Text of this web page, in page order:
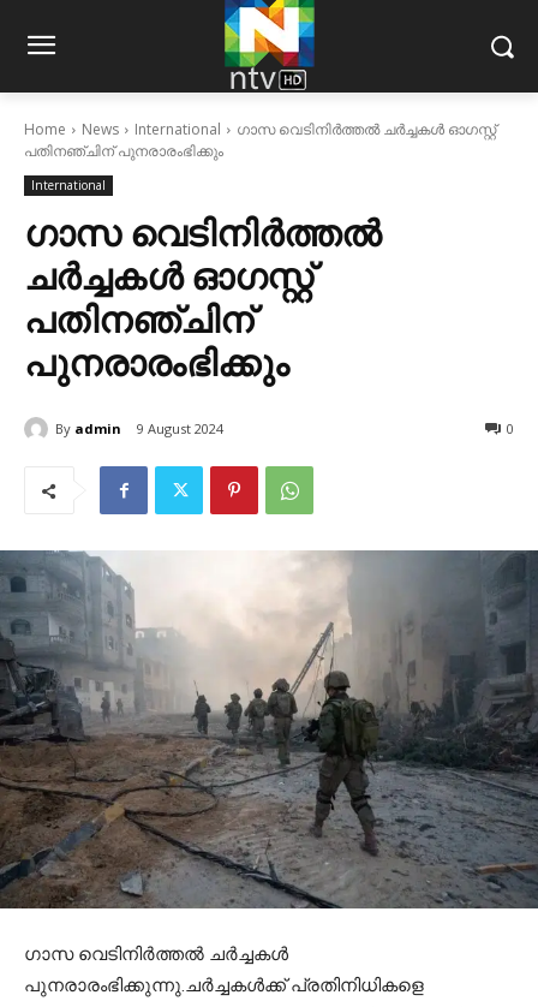
Home News International
ഗാസ വെടിനിര്‍ത്തല്‍ ചര്‍ച്ചകള്‍ ഓഗസ്റ്റ്
പതിനഞ്ചിന് പുനരാരംഭിക്കും
International
ഗാസ വെടിനിര്‍ത്തല്‍
ചര്‍ച്ചകള്‍ ഓഗസ്റ്റ്
പതിനഞ്ചിന്
പുനരാരംഭിക്കും
By admin 9 August 2024 0
ഗാസ വെടിനിര്‍ത്തല്‍ ചര്‍ച്ചകള്‍
പുനരാരംഭിക്കുന്നു.ചര്‍ച്ചകള്‍ക്ക് പ്രതിനിധികളെ